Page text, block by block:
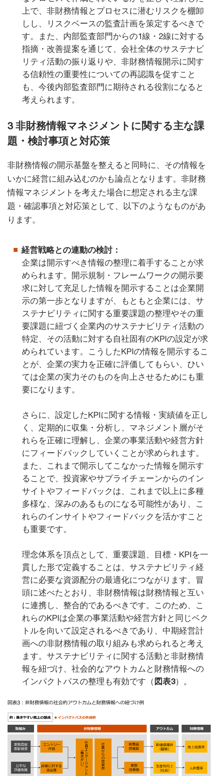
上で、非財務情報とプロセスに潜むリスクを棚卸
しし、リスクベースの監査計画を策定するべきで
す。また、内部監査部門からの1線・2線に対する
指摘・改善提案を通じて、会社全体のサステナビ
リティ活動の振り返りや、非財務情報開示に関す
る信頼性の重要性についての再認識を促すこと
も、今後内部監査部門に期待される役割になると
考えられます。
3 非財務情報マネジメントに関する主な課
題・検討事項と対応策
非財務情報の開示基盤を整えると同時に、その情報を
いかに経営に組み込むのかも論点となります。非財務
情報マネジメントを考えた場合に想定される主な課
題・確認事項と対応策として、以下のようなものがあ
ります。
経営戦略との連動の検討：
企業は開示すべき情報の整理に着手することが求
められます。開示規制・フレームワークの開示要
求に対して充足した情報を開示することは企業開
示の第一歩となりますが、もともと企業には、サ
ステナビリティに関する重要課題の整理やその重
要課題に紐づく企業内のサステナビリティ活動の
特定、その活動に対する自社固有のKPIの設定が求
められています。こうしたKPIの情報を開示するこ
とが、企業の実力を正確に評価してもらい、ひい
ては企業の実力そのものを向上させるためにも重
要になります。
さらに、設定したKPIに関する情報・実績値を正し
く、定期的に収集・分析し、マネジメント層がそ
れらを正確に理解し、企業の事業活動や経営方針
にフィードバックしていくことが求められます。
また、これまで開示してこなかった情報を開示す
ることで、投資家やサプライチェーンからのイン
サイトやフィードバックは、これまで以上に多種
多様な、深みのあるものになる可能性があり、こ
れらのインサイトやフィードバックを活かすこと
も重要です。
理念体系を頂点として、重要課題、目標・KPIを一
貫した形で定義することは、サステナビリティ経
営に必要な資源配分の最適化につながります。冒
頭に述べたとおり、非財務情報は財務情報と互い
に連携し、整合的であるべきです。このため、こ
れらのKPIは企業の事業活動や経営方針と同じベク
トルを向いて設定されるべきであり、中期経営計
画への非財務情報の取り組みも求められると考え
ます。サステナビリティに関する活動と非財務情
報を紐づけ、社会的なアウトカムと財務情報への
インパクトパスの整理も有効です（ 図表3）。